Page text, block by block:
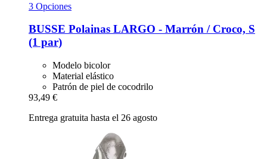
3 Opciones
BUSSE Polainas LARGO -​ Marrón / Croco, S
(1 par)
Modelo bicolor
Material elástico
Patrón de piel de cocodrilo
93,49 €
Entrega gratuita hasta el 26 agosto